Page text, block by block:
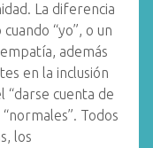
La diferencia
“yo”, o un
además
en la inclusión
“darse cuenta de
Todos
los